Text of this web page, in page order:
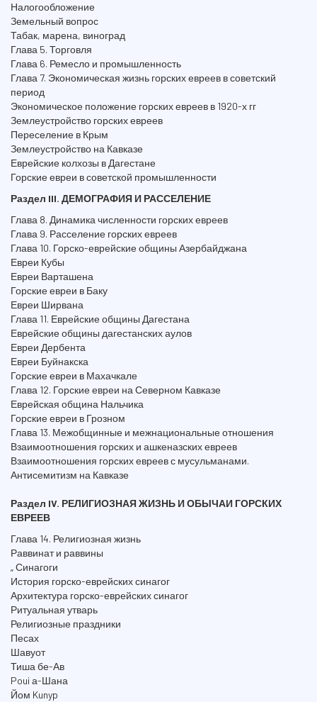
Налогообложение
Земельный вопрос
Табак, марена, виноград
Глава 5. Торговля
Глава 6. Ремесло и промышленность
Глава 7. Экономическая жизнь горских евреев в советский
период
Экономическое положение горских евреев в 1920-х гг
Землеустройство горских евреев
Переселение в Крым
Землеустройство на Кавказе
Еврейские колхозы в Дагестане
Горские евреи в советской промышленности
Раздел III. ДЕМОГРАФИЯ И РАССЕЛЕНИЕ
Глава 8. Динамика численности горских евреев
Глава 9. Расселение горских евреев
Глава 10. Горско-еврейские общины Азербайджана
Евреи Кубы
Евреи Варташена
Горские евреи в Баку
Евреи Ширвана
Глава 11. Еврейские общины Дагестана
Еврейские общины дагестанских аулов
Евреи Дербента
Евреи Буйнакска
Горские евреи в Махачкале
Глава 12. Горские евреи на Северном Кавказе
Еврейская община Нальчика
Горские евреи в Грозном
Глава 13. Межобщинные и межнациональные отношения
Взаимоотношения горских и ашкеназских евреев
Взаимоотношения горских евреев с мусульманами.
Антисемитизм на Кавказе
Раздел IV. РЕЛИГИОЗНАЯ ЖИЗНЬ И ОБЫЧАИ ГОРСКИХ
ЕВРЕЕВ
Глава 14. Религиозная жизнь
Раввинат и раввины
„ Синагоги
История горско-еврейских синагог
Архитектура горско-еврейских синагог
Ритуальная утварь
Религиозные праздники
Песах
Шавуот
Тиша бе-Ав
Poui а-Шана
Йом Kunyp